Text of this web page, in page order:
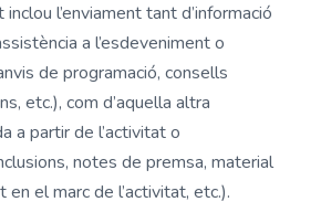
l’enviament tant d’informació
a l’esdeveniment o
de programació, consells
etc.), com d’aquella altra
a partir de l’activitat o
notes de premsa, material
en el marc de l’activitat, etc.).